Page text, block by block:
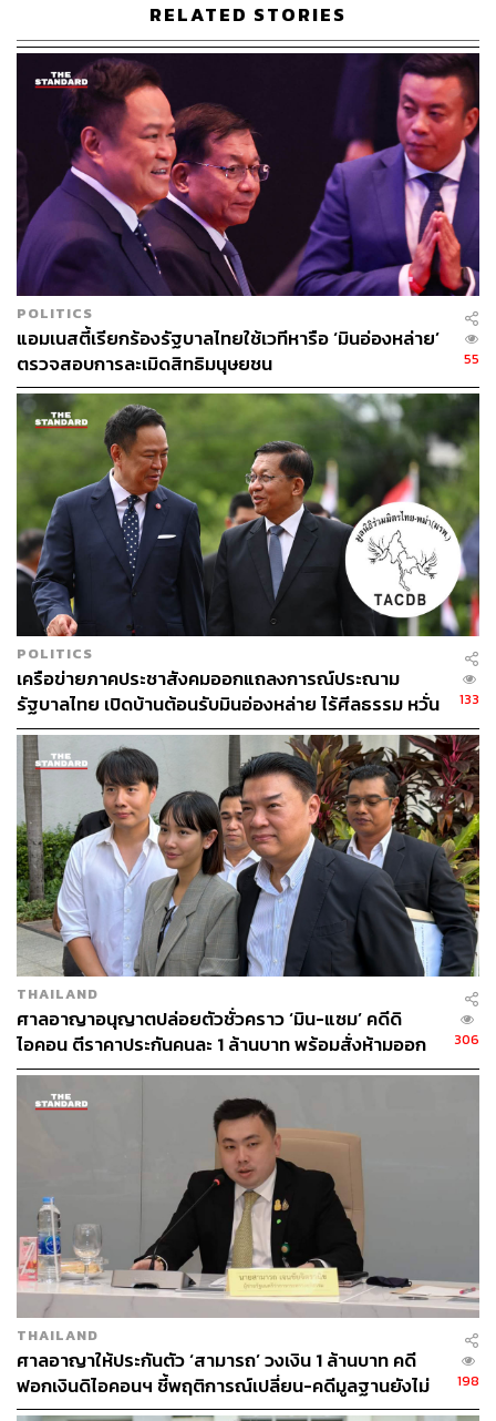
ข้อหาที่ 6 ร่วมกันทำการโฆษณาโดยใช้เครื่องขยายเสียงด้วย
กำลังไฟฟ้าโดยไม่ได้รับอนุญาต (ยกเว้นผู้ต้องหาลำดับที่ 2
และ 5)
ข้อหาที่ 7 ร่วมกันทำร้ายร่างกายเจ้าพนักงานซึ่งกระทำการ
ตามหน้าที่จนเป็นเหตุให้เกิดอันตรายแก่กายหรือจิตใจและ
ร่วมกันทำให้เสียทรัพย์ (ยกเว้นผู้ต้องหาลำดับที่ 1, 3, 6 และ 9)
พฤติการณ์ตามที่ถูกกล่าวหาสืบเนื่องมาจากเมื่อวันที่ 2
สิงหาคม เจ้าหน้าที่ตำรวจกองบัญชาการตำรวจนครบาลได้
จับกุมตัว จตุภัทร์ บุญภัทรรักษา หรือ ไผ่ ดาวดิน กับพวก มา
ควบคุมที่กองบังคับการตำรวจตระเวนชายแดนภาค 1 หมู่ 6
ตำบาลคลองห้า อำเภอคลองหลวง จังหวัดปทุมธานี ซึ่งอยู่ใน
พื้นที่รับผิดชอบของ สภ.คลองห้า ต่อมาวันเดียวกัน พริษฐ์, ณัฐ
ชนน, ปนัดดา, ภาณุพงศ์, ธนพัฒน์, พรหมศร, ชาติชาย, สิริชัย
เป็นแกนนำหรือเป็นผู้มีหน้าที่สั่งการให้มีการมั่วสุมกันมีผู้เข้า
ร่วมกิจกรรมจำนวนมาก ตั้งแต่ 10 คนขึ้นไป ใช้กำลัง
ประทุษร้ายหรือขู่เข็ญว่าจะใช้กำลังประทุษร้ายให้เกิดการ
วุ่นวายขึ้นในบ้านเมือง
โดยพริษฐ์กับพวกมีการสลับกันขึ้นพูดปราศรัยบนรถที่มีเครื่อง
ขยายเสียงโดยไม่มีการขออนุญาต มีการพูดปลุกเร้า กดดันให้
เจ้าหน้าที่ตำรวจปล่อยตัวจตุภัทร์กับพวกที่ถูกจับกุมและ
ควบคุมตัวอยู่ภายใน บก.ตชด.ภ.1 ออกมา และมีการก่อความ
วุ่นวายโดยใช้รถยนต์ปิดกั้นถนนลักษณะเป็นการขัดขวางการ
จราจรทำให้ชาวบ้านได้รับความเดือดร้อนวุ่นวายในบ้าน
เมือง ทั้งยังได้ปราศรัยโจมตีการทำงานของเจ้าหน้าที่และ
รัฐบาล
เวลา 15.00 น. ทนายความของผู้ต้องหาลำดับที่ 1-9 ขอ
คัดค้านการขอฝากขังครั้งที่ 1 และขอให้ศาลไต่สวนพนักงาน
สอบสวน ศาลออกนั่งพิจารณาโดยมีบุคคลที่ผู้ต้องหาทั้ง 9 คน
ไว้วางใจเข้าร่วมฟังการพิจารณาหน้าห้องพิจารณาคดีที่ 9
ก่อนการไต่สวนศาลได้อ่านและอธิบายคำร้องขอฝากขังของ
พนักงานสอบสวนและแจ้งสิทธิตามกฎหมายให้ผู้ต้องหาทราบ
เวลา 21.00 น. ศาลอ่านคำสั่งคำร้องขอฝากขังผู้ต้องหาลำดับ
ที่ 1, 3, 4, 5, 6, 7, 8 และ 9 พิเคราะห์พยานหลักฐานชั้นไต่สวน
คำร้องและคำแถลงคัดค้านแล้ว เห็นว่า เจ้าพนักงานตำรวจ
ใช้อำนาจควบคุมตัวผู้ต้องหาตามหมายจับ คดีมีหลักฐานตาม
สมควรว่าผู้ต้องหาน่าจะได้กระทำความผิดอาญาที่มีอัตรา
โทษจำคุกอย่างสูงเกิน 3 ปี เมื่อผู้ต้องหาไม่ได้รับการปล่อย
ชั่วคราวและมีเหตุจำเป็นที่จะสอบสวน พนักงานสอบสวนชอบ
ที่จะยื่นคำร้องต่อศาลขอให้ออกหมายขังได้ เมื่อพนักงาน
สอบสวนยังดำเนินการสอบสวนไม่แล้วเสร็จ กรณีมีเหตุจำเป็น
เพื่อทำการสอบสวนต่อไป จึงอนุญาตให้ฝากขังผู้ต้องหาได้
ตามขอ
เวลา 21.05 น. ศาลอ่านคำสั่งคำร้องขอฝากขังผู้ต้องหาลำดับ
ที่ 2 พิเคราะห์พยานหลักฐานชั้นไต่สวนคำร้องและคำแถลง
คัดค้านแล้ว เห็นว่า เจ้าพนักงานตำรวจใช้อำนาจควบคุมตัวผู้
ต้องหาตามหมายจับ คดีมีหลักฐานตามสมควรว่าผู้ต้องหาน่า
จะได้กระทำความผิดอาญาและถูกดำเนินคดีในลักษณะ
RELATED STORIES
POLITICS
แอมเนสตี้เรียกร้องรัฐบาลไทยใช้เวทีหารือ ‘มินอ่องหล่าย’
ตรวจสอบการละเมิดสิทธิมนุษยชน
55
POLITICS
เครือข่ายภาคประชาสังคมออกแถลงการณ์ประณาม
รัฐบาลไทย เปิดบ้านต้อนรับมินอ่องหล่าย ไร้ศีลธรรม หวั่น
ถูกใช้เป็นเครื่องมือกดขี่ชาวเมียนมา
133
THAILAND
ศาลอาญาอนุญาตปล่อยตัวชั่วคราว ‘มิน-แซม’ คดีดิ
ไอคอน ตีราคาประกันคนละ 1 ล้านบาท พร้อมสั่งห้ามออก
นอกประเทศ
306
THAILAND
ศาลอาญาให้ประกันตัว ‘สามารถ’ วงเงิน 1 ล้านบาท คดี
ฟอกเงินดิไอคอนฯ ชี้พฤติการณ์เปลี่ยน-คดีมูลฐานยังไม่
ยุติ เตรียมปล่อยตัววันนี้
198